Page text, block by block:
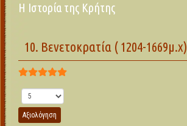
Η Ιστορία της Κρήτης
10. Βενετοκρατία ( 1204-1669μ.χ)
Αξιολόγηση Χρήστη:
Παρακαλώ αξιολογήστε